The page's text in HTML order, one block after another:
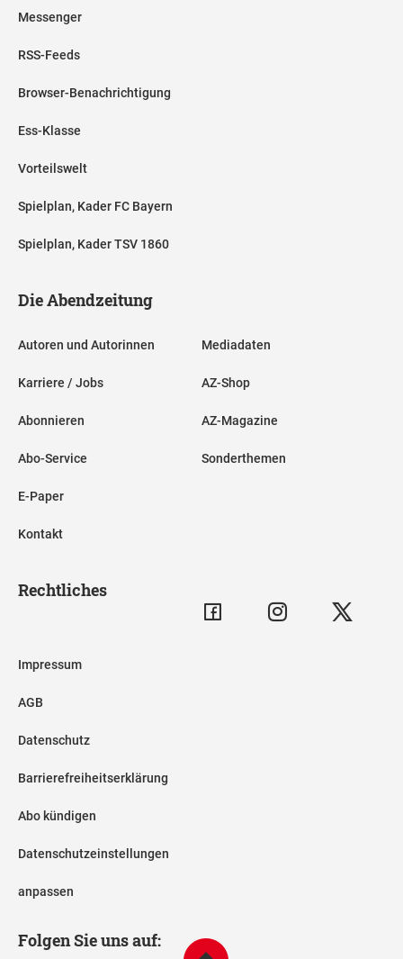
Messenger
RSS-Feeds
Browser-Benachrichtigung
Ess-Klasse
Vorteilswelt
Spielplan, Kader FC Bayern
Spielplan, Kader TSV 1860
Die Abendzeitung
Autoren und Autorinnen
Karriere / Jobs
Abonnieren
Abo-Service
E-Paper
Kontakt
Mediadaten
AZ-Shop
AZ-Magazine
Sonderthemen
Rechtliches
Impressum
AGB
Datenschutz
Barrierefreiheitserklärung
Abo kündigen
Datenschutzeinstellungen
anpassen
Folgen Sie uns auf: